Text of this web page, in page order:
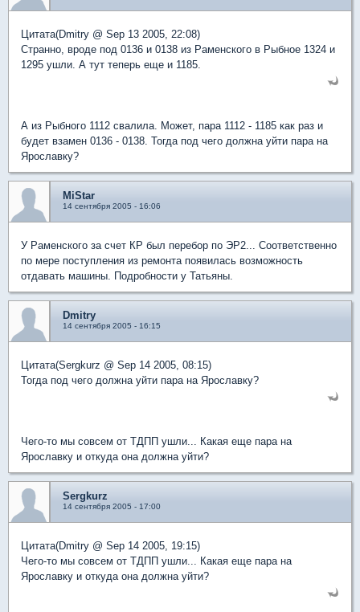
Цитата(Dmitry @ Sep 13 2005, 22:08)
Странно, вроде под 0136 и 0138 из Раменского в Рыбное 1324 и
1295 ушли. А тут теперь еще и 1185.
А из Рыбного 1112 свалила. Может, пара 1112 - 1185 как раз и
будет взамен 0136 - 0138. Тогда под чего должна уйти пара на
Ярославку?
MiStar
14 сентября 2005 - 16:06
У Раменского за счет КР был перебор по ЭР2... Соответственно
по мере поступления из ремонта появилась возможность
отдавать машины. Подробности у Татьяны.
Dmitry
14 сентября 2005 - 16:15
Цитата(Sergkurz @ Sep 14 2005, 08:15)
Тогда под чего должна уйти пара на Ярославку?
Чего-то мы совсем от ТДПП ушли... Какая еще пара на
Ярославку и откуда она должна уйти?
Sergkurz
14 сентября 2005 - 17:00
Цитата(Dmitry @ Sep 14 2005, 19:15)
Чего-то мы совсем от ТДПП ушли... Какая еще пара на
Ярославку и откуда она должна уйти?